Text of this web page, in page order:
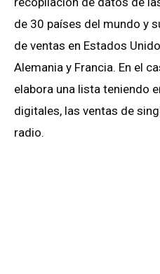
de 30 países del mundo y
de ventas en Estados
Alemania y Francia. En el
elabora una lista teniendo
digitales, las ventas de
radio.